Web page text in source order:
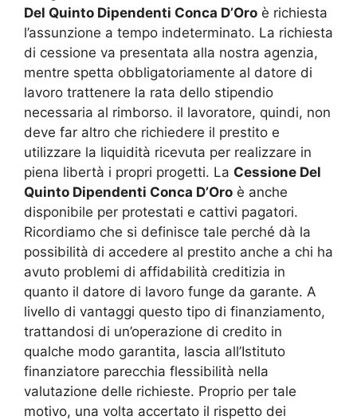
Del Quinto Dipendenti Conca D’Oro è richiesta
l’assunzione a tempo indeterminato. La richiesta
di cessione va presentata alla nostra agenzia,
mentre spetta obbligatoriamente al datore di
lavoro trattenere la rata dello stipendio
necessaria al rimborso. il lavoratore, quindi, non
deve far altro che richiedere il prestito e
utilizzare la liquidità ricevuta per realizzare in
piena libertà i propri progetti. La Cessione Del
Quinto Dipendenti Conca D’Oro è anche
disponibile per protestati e cattivi pagatori.
Ricordiamo che si definisce tale perché dà la
possibilità di accedere al prestito anche a chi ha
avuto problemi di affidabilità creditizia in
quanto il datore di lavoro funge da garante. A
livello di vantaggi questo tipo di finanziamento,
trattandosi di un’operazione di credito in
qualche modo garantita, lascia all’Istituto
finanziatore parecchia flessibilità nella
valutazione delle richieste. Proprio per tale
motivo, una volta accertato il rispetto dei